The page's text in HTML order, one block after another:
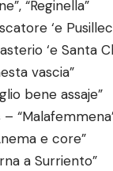
“Reginella”
‘e
‘e Santa
vascia”
bene assaje”
e core”
a Surriento”